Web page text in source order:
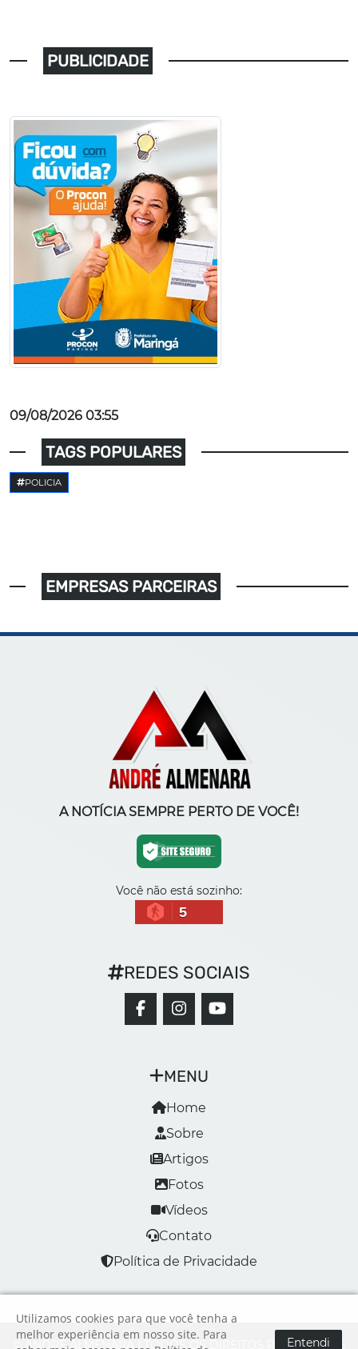
PUBLICIDADE
09/08/2026 03:55
TAGS POPULARES
POLICIA
EMPRESAS PARCEIRAS
A NOTÍCIA SEMPRE PERTO DE VOCÊ!
Você não está sozinho:
5
MENU
Home
Sobre
Artigos
Fotos
Vídeos
Contato
Política de Privacidade
REDES SOCIAIS
© ANDRÉ ALMENARA | TODOS OS DIREITOS RESERVADOS
Utilizamos cookies para que você tenha a
melhor experiência em nosso site. Para
Entendi